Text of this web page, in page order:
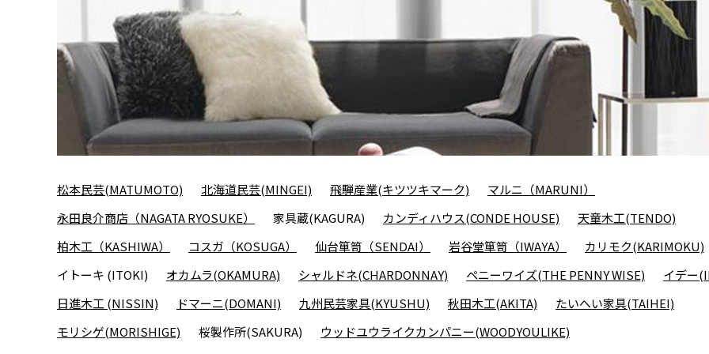
松本民芸(MATUMOTO) 北海道民芸(MINGEI) 飛騨産業(キツツキマーク)
マルニ（MARUNI）
永田良介商店（NAGATA RYOSUKE）
家具蔵(KAGURA) カンディハウス(CONDE HOUSE)
天童木工(TENDO)
柏木工（KASHIWA）
コスガ（KOSUGA） 仙台箪笥（SENDAI） 岩谷堂箪笥（IWAYA）
カリモク(KARIMOKU)
イトーキ (ITOKI)
オカムラ(OKAMURA) シャルドネ(CHARDONNAY) ペニーワイズ(THE PENNY WISE)
イデー
日進木工 (NISSIN)
ドマーニ(DOMANI) 九州民芸家具(KYUSHU) 秋田木工(AKITA)
たいへい家具(TAIHEI)
モリシゲ(MORISHIGE)
桜製作所(SAKURA)
ウッドユウライクカンパニー(WOODYOULIKE)